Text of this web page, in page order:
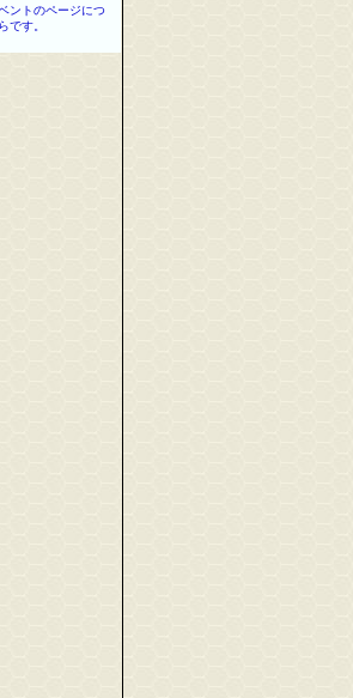
ントのページにつ
です。